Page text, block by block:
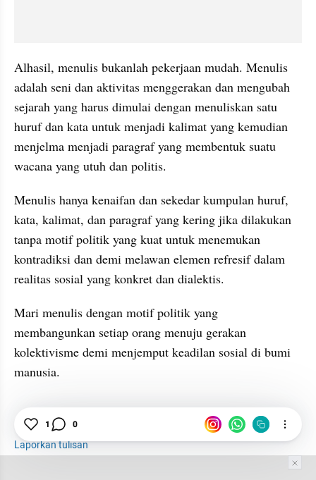
Alhasil, menulis bukanlah pekerjaan mudah. Menulis
adalah seni dan aktivitas menggerakan dan mengubah
sejarah yang harus dimulai dengan menuliskan satu
huruf dan kata untuk menjadi kalimat yang kemudian
menjelma menjadi paragraf yang membentuk suatu
wacana yang utuh dan politis.
Menulis hanya kenaifan dan sekedar kumpulan huruf,
kata, kalimat, dan paragraf yang kering jika dilakukan
tanpa motif politik yang kuat untuk menemukan
kontradiksi dan demi melawan elemen refresif dalam
realitas sosial yang konkret dan dialektis.
Mari menulis dengan motif politik yang
membangunkan setiap orang menuju gerakan
kolektivisme demi menjemput keadilan sosial di bumi
manusia.
Laporkan tulisan
1 0